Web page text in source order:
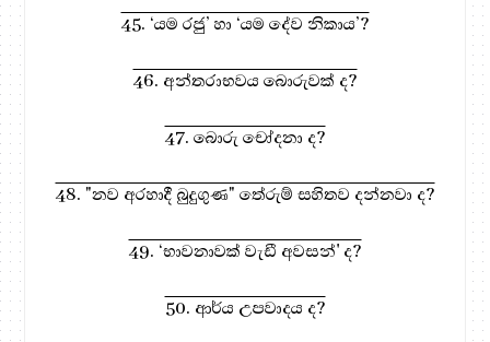
45. ‘යම රජු’ හා ‘යම දේව නිකාය’?
46. අන්තරාභවය බොරුවක් ද?
47. බොරු චෝදනා ද?
48. "නව අරහාදී බුදුගුණ" තේරුම් සහිතව දන්නවා ද?
49. ‘භාවනාවක් වැඩී අවසන්' ද?
50. ආර්ය උපවාදය ද?